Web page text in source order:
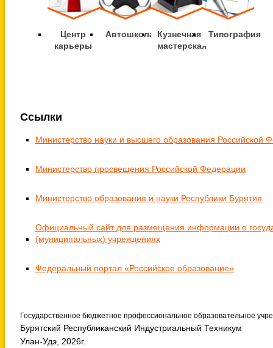
Центр
карьеры
Автошкола
Кузнечная
мастерская
Типография
Ссылки
Министерство науки и высшего образования Российской
Министерство просвещения Российской Федерации
Министерство образования и науки Республики Бурятия
Официальный сайт для размещения информации о
(муниципальных) учреждениях
Федеральный портал «Российское образование»
Государственное бюджетное профессиональное образовательное
Бурятский Республиканский Индустриальный Техникум
Улан-Удэ, 2026г.